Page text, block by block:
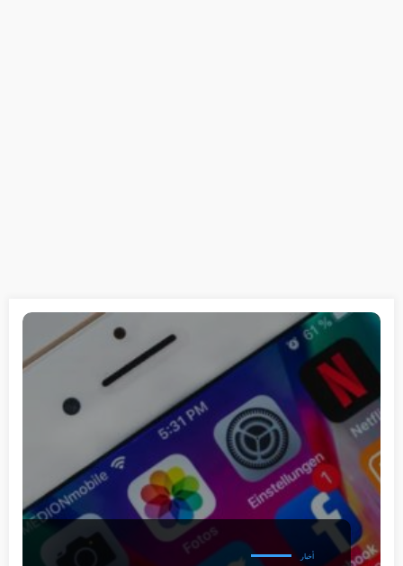
أخبار